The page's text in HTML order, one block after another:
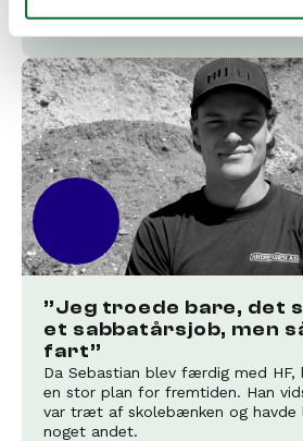
Urmager
”Jeg troede bare, det
et sabbatårsjob, men
fart”
Da Sebastian blev færdig med HF,
en stor plan for fremtiden. Han
var træt af skolebænken og havde
noget andet.